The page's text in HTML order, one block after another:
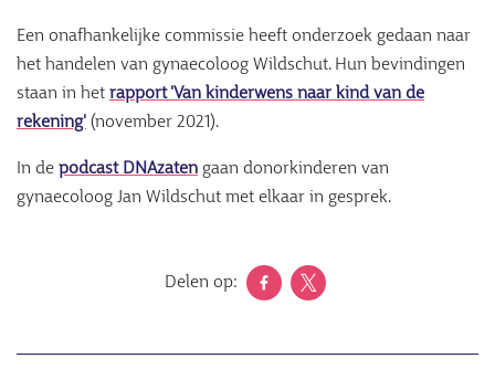
Een onafhankelijke commissie heeft onderzoek gedaan naar
het handelen van gynaecoloog Wildschut. Hun bevindingen
staan in het rapport 'Van kinderwens naar kind van de
rekening' (november 2021).
In de podcast DNAzaten gaan donorkinderen van
gynaecoloog Jan Wildschut met elkaar in gesprek.
Delen op: